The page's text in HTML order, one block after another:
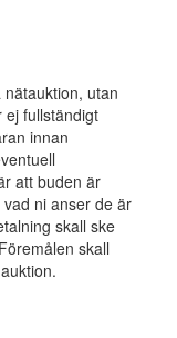
utan
ej fullständigt
innan
att buden är
ni anser de är
skall ske
skall